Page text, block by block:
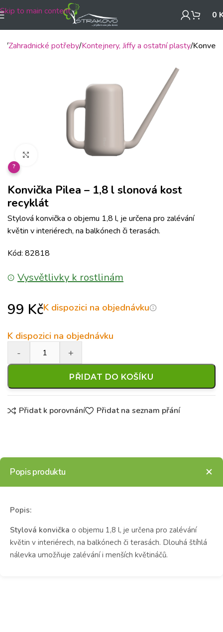
Skip to main content 0
Zahradnické potřeby Kontejnery, Jiffy a ostatní plasty Konve
Klikněte pro zvětšení
?
Konvička Pilea – 1,8 l slonová kost
recyklát
Stylová konvička o objemu 1,8 l, je určena pro zalévání
květin v interiérech, na balkónech či terasách.
Kód: 82818
Vysvětlivky k rostlinám
99 KčK dispozici na objednávku
K dispozici na objednávku
PŘIDAT DO KOŠÍKU
Přidat k porovnání Přidat na seznam přání
Popis produktu
Popis:
Stylová konvička o objemu 1,8 l, je určena pro zalévání
květin v interiérech, na balkónech či terasách. Dlouhá štíhlá
nálevka umožňuje zalévání i menších květináčů.